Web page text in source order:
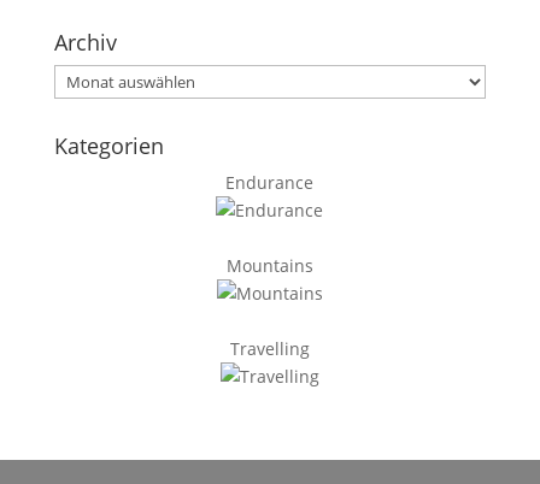
Archiv
Archiv
Kategorien
Endurance
Mountains
Travelling